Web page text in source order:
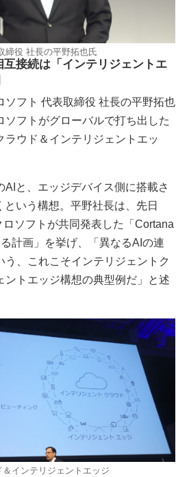
締役 社長の平野拓也氏
接続は「インテリジェントエ
フト 代表取締役 社長の平野拓也
ソフトがグローバルで打ち出した
ラウド＆インテリジェントエッ
と、エッジデバイス側に搭載さ
いう構想。平野社長は、先日
ソフトが共同発表した「Cortana
計画」を挙げ、「異なるAIの連
う、これこそインテリジェントク
ントエッジ構想の典型例だ」と述
インテリジェントエッジ